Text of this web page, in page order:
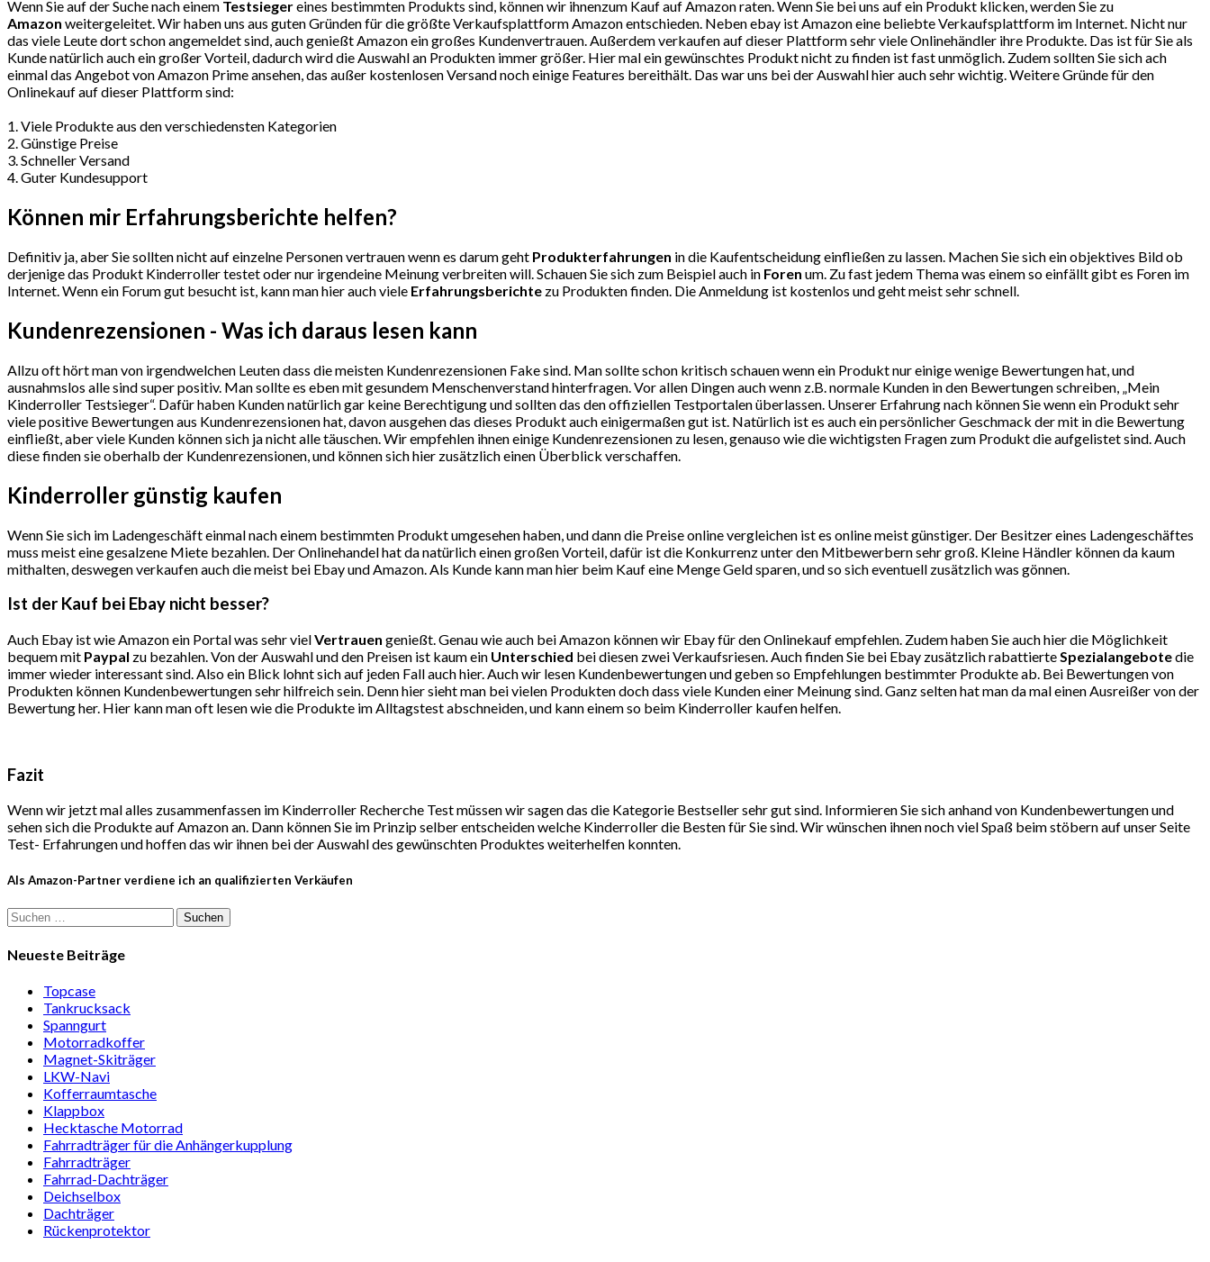
Wenn Sie auf der Suche nach einem Testsiegereines bestimmten Produkts sind, können wir ihnenzum Kauf auf Amazon raten. Wenn Sie bei uns auf ein Produkt klicken, werden Sie zu
Amazon weitergeleitet. Wir haben uns aus guten Gründen für die größte Verkaufsplattform Amazon entschieden. Neben ebay ist Amazon eine beliebte Verkaufsplattform im Internet. Nicht nur
das viele Leute dort schon angemeldet sind, auch genießt Amazon ein großes Kundenvertrauen. Außerdem verkaufen auf dieser Plattform sehr viele Onlinehändler ihre Produkte. Das ist für Sie als
Kunde natürlich auch ein großer Vorteil, dadurch wird die Auswahl an Produkten immer größer. Hier mal ein gewünschtes Produkt nicht zu finden ist fast unmöglich. Zudem sollten Sie sich ach
einmal das Angebot von Amazon Prime ansehen, das außer kostenlosen Versand noch einige Features bereithält. Das war uns bei der Auswahl hier auch sehr wichtig. Weitere Gründe für den
Onlinekauf auf dieser Plattform sind:
1. Viele Produkte aus den verschiedensten Kategorien
2. Günstige Preise
3. Schneller Versand
4. Guter Kundesupport
Können mir Erfahrungsberichte helfen?
Definitiv ja, aber Sie sollten nicht auf einzelne Personen vertrauen wenn es darum geht Produkterfahrungen in die Kaufentscheidung einfließen zu lassen. Machen Sie sich ein objektives Bild ob
derjenige das Produkt Kinderroller testet oder nur irgendeine Meinung verbreiten will. Schauen Sie sich zum Beispiel auch in Foren um. Zu fast jedem Thema was einem so einfällt gibt es Foren im
Internet. Wenn ein Forum gut besucht ist, kann man hier auch viele Erfahrungsberichte zu Produkten finden. Die Anmeldung ist kostenlos und geht meist sehr schnell.
Kundenrezensionen - Was ich daraus lesen kann
Allzu oft hört man von irgendwelchen Leuten dass die meisten Kundenrezensionen Fake sind. Man sollte schon kritisch schauen wenn ein Produkt nur einige wenige Bewertungen hat, und
ausnahmslos alle sind super positiv. Man sollte es eben mit gesundem Menschenverstand hinterfragen. Vor allen Dingen auch wenn z.B. normale Kunden in den Bewertungen schreiben, „Mein
Kinderroller Testsieger“. Dafür haben Kunden natürlich gar keine Berechtigung und sollten das den offiziellen Testportalen überlassen. Unserer Erfahrung nach können Sie wenn ein Produkt sehr
viele positive Bewertungen aus Kundenrezensionen hat, davon ausgehen das dieses Produkt auch einigermaßen gut ist. Natürlich ist es auch ein persönlicher Geschmack der mit in die Bewertung
einfließt, aber viele Kunden können sich ja nicht alle täuschen. Wir empfehlen ihnen einige Kundenrezensionen zu lesen, genauso wie die wichtigsten Fragen zum Produkt die aufgelistet sind. Auch
diese finden sie oberhalb der Kundenrezensionen, und können sich hier zusätzlich einen Überblick verschaffen.
Kinderroller günstig kaufen
Wenn Sie sich im Ladengeschäft einmal nach einem bestimmten Produkt umgesehen haben, und dann die Preise online vergleichen ist es online meist günstiger. Der Besitzer eines Ladengeschäftes
muss meist eine gesalzene Miete bezahlen. Der Onlinehandel hat da natürlich einen großen Vorteil, dafür ist die Konkurrenz unter den Mitbewerbern sehr groß. Kleine Händler können da kaum
mithalten, deswegen verkaufen auch die meist bei Ebay und Amazon. Als Kunde kann man hier beim Kauf eine Menge Geld sparen, und so sich eventuell zusätzlich was gönnen.
Ist der Kauf bei Ebay nicht besser?
Auch Ebay ist wie Amazon ein Portal was sehr vielVertrauen genießt. Genau wie auch bei Amazon können wir Ebay für den Onlinekauf empfehlen. Zudem haben Sie auch hier die Möglichkeit
bequem mit Paypal zu bezahlen. Von der Auswahl und den Preisen ist kaum ein Unterschied bei diesen zwei Verkaufsriesen. Auch finden Sie bei Ebay zusätzlich rabattierteSpezialangebotedie
immer wieder interessant sind. Also ein Blick lohnt sich auf jeden Fall auch hier. Auch wir lesen Kundenbewertungen und geben so Empfehlungen bestimmter Produkte ab. Bei Bewertungen von
Produkten können Kundenbewertungen sehr hilfreich sein. Denn hier sieht man bei vielen Produkten doch dass viele Kunden einer Meinung sind. Ganz selten hat man da mal einen Ausreißer von der
Bewertung her. Hier kann man oft lesen wie die Produkte im Alltagstest abschneiden, und kann einem so beim Kinderroller kaufen helfen.
Fazit
Wenn wir jetzt mal alles zusammenfassen im Kinderroller Recherche Test müssen wir sagen das die Kategorie Bestseller sehr gut sind. Informieren Sie sich anhand von Kundenbewertungen und
sehen sich die Produkte auf Amazon an. Dann können Sie im Prinzip selber entscheiden welche Kinderroller die Besten für Sie sind. Wir wünschen ihnen noch viel Spaß beim stöbern auf unser Seite
Test- Erfahrungen und hoffen das wir ihnen bei der Auswahl des gewünschten Produktes weiterhelfen konnten.
Als Amazon-Partner verdiene ich an qualifizierten Verkäufen
Suchen
nach:
Neueste Beiträge
Topcase
Tan­kruck­sack
Spann­gurt
Motor­rad­koffer
Magnet-Ski­träger
LKW-Navi
Kof­fer­raum­ta­sche
Klappbox
Heck­ta­sche Motorrad
Fahr­rad­träger für die Anhän­ger­kup­p­lung
Fahr­rad­träger
Fahrrad-Dach­träger
Deich­selbox
Dach­träger
Rücken­pro­tektor